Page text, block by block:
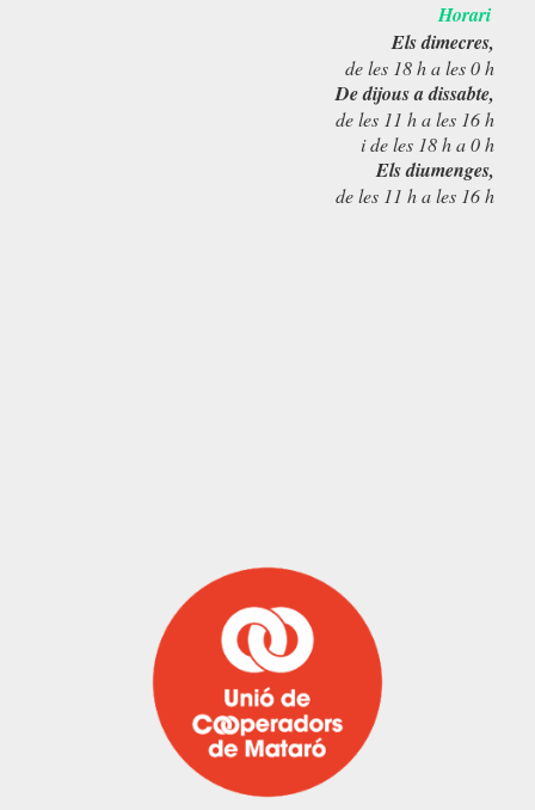
Horari
Els dimecres,
de les 18 h a les 0 h
De dijous a dissabte,
de les 11 h a les 16 h
i de les 18 h a 0 h
Els diumenges,
de les 11 h a les 16 h